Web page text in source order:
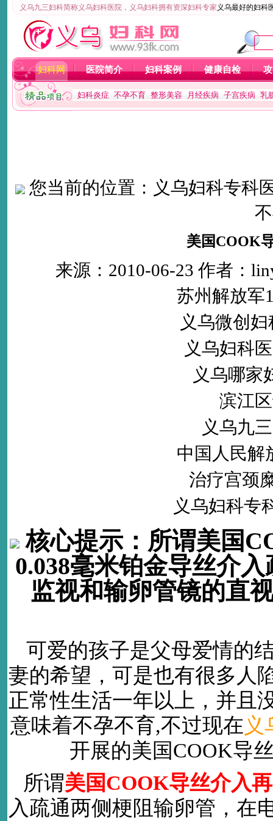
义乌九三妇科简称义乌妇科医院，义乌妇科拥有资深妇科专家 义乌最好的妇科
妇科网 医院简介 妇科案例 健康自检
妇科炎症 不孕不育 整形美容 月经疾病 子宫疾病 乳
您当前的位置： 义乌妇科专科
美国COOK
来源：2010-06-23 作者：
苏州解放军
义乌微创
义乌妇科
义乌哪家
滨江
义乌九
中国人民解
治疗宫颈
义乌妇科专
核心提示： 所谓美国
0.038毫米铂金导丝介
监视和输卵管镜的直
可爱的孩子是父母爱情的
妻的希望，可是也有很多人
正常性生活一年以上，并且
意味着不孕不育,不过现在 义
开展的美国COOK导
所谓美国COOK导丝介入
入疏通两侧梗阻输卵管，在